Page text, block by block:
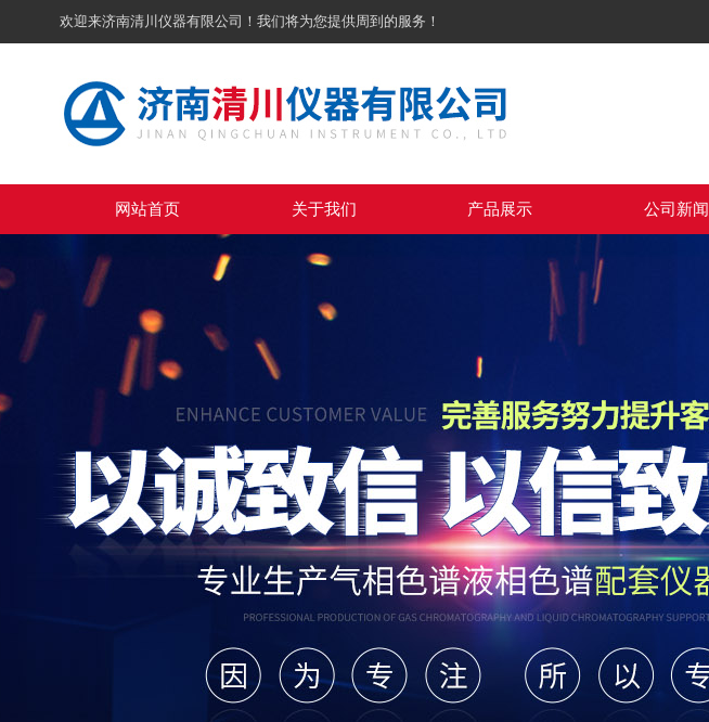
欢迎来济南清川仪器有限公司！我们将为您提供周到的服务！
网站首页 关于我们 产品展示 公司新闻